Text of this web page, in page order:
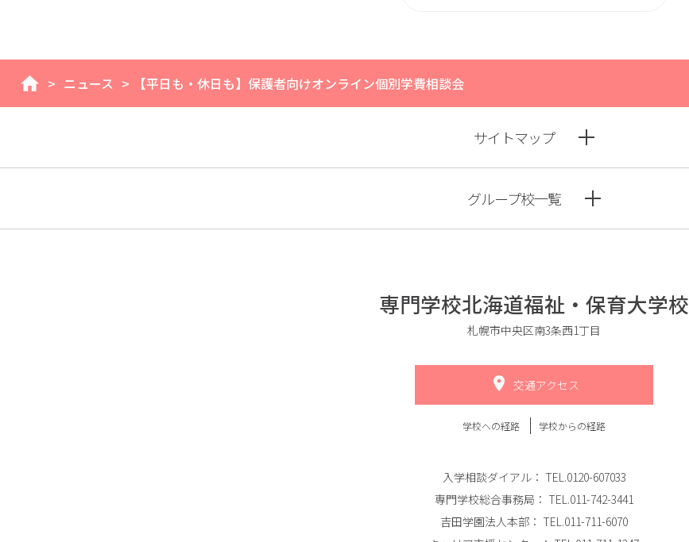
home
> ニュース > 【平日も・休日も】保護者向けオンライン個別学費相談会
サイトマップ
グループ校一覧
専門学校北海道福祉・保育大学校
札幌市中央区南3条西1丁目
交通アクセス
学校への経路 学校からの経路
入学相談ダイアル： TEL.0120-607033
専門学校総合事務局： TEL.011-742-3441
吉田学園法人本部： TEL.011-711-6070